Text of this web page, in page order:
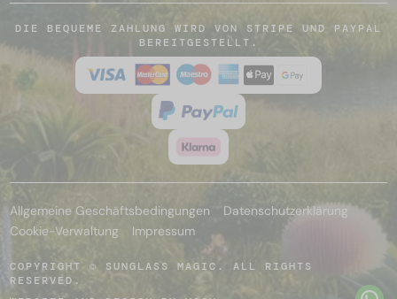
DIE BEQUEME ZAHLUNG WIRD VON STRIPE UND PAYPAL
BEREITGESTELLT.
Allgemeine Geschäftsbedingungen
Datenschutzerklärung
Cookie-Verwaltung
Impressum
COPYRIGHT © SUNGLASS MAGIC. ALL RIGHTS
RESERVED.